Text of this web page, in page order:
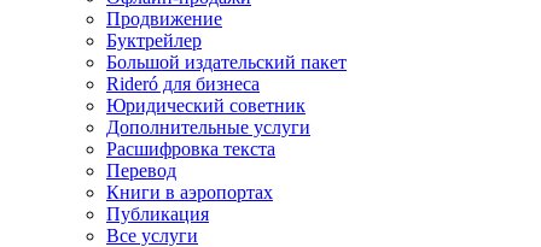
Продвижение
Буктрейлер
Большой издательский пакет
Rideró для бизнеса
Юридический советник
Дополнительные услуги
Расшифровка текста
Перевод
Книги в аэропортах
Публикация
Все услуги